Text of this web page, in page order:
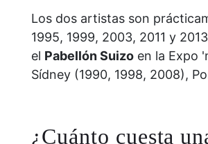
Los dos artistas son
1995, 1999, 2003, 2011 y
el Pabellón Suizo en la Expo
Sídney (1990, 1998, 2008),
¿Cuánto cuesta